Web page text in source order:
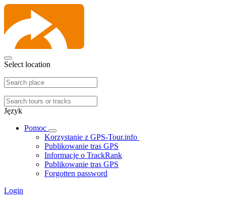
Select location
Język
Pomoc
Korzystanie z GPS-Tour.info
Publikowanie tras GPS
Informacje o TrackRank
Publikowanie tras GPS
Forgotten password
Login